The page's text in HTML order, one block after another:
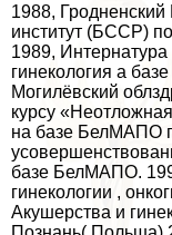
1988,
институт (БССР)
1989,
гинекология а
Могилёвский
курсу
на базе БелМАПО
базе БелМАПО.
гинекологии ,
Акушерства и